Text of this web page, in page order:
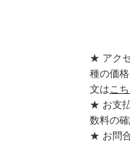
★ アク
種の価
文はこ
★ お支
数料の
★ お問